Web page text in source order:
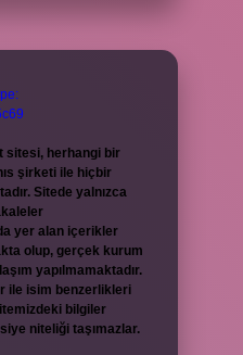
sitesi, herhangi bir
şirketi ile hiçbir
Sitede yalnızca
yer alan içerikler
olup, gerçek kurum
yapılmamaktadır.
ile isim benzerlikleri
bilgiler
niteliği taşımazlar.